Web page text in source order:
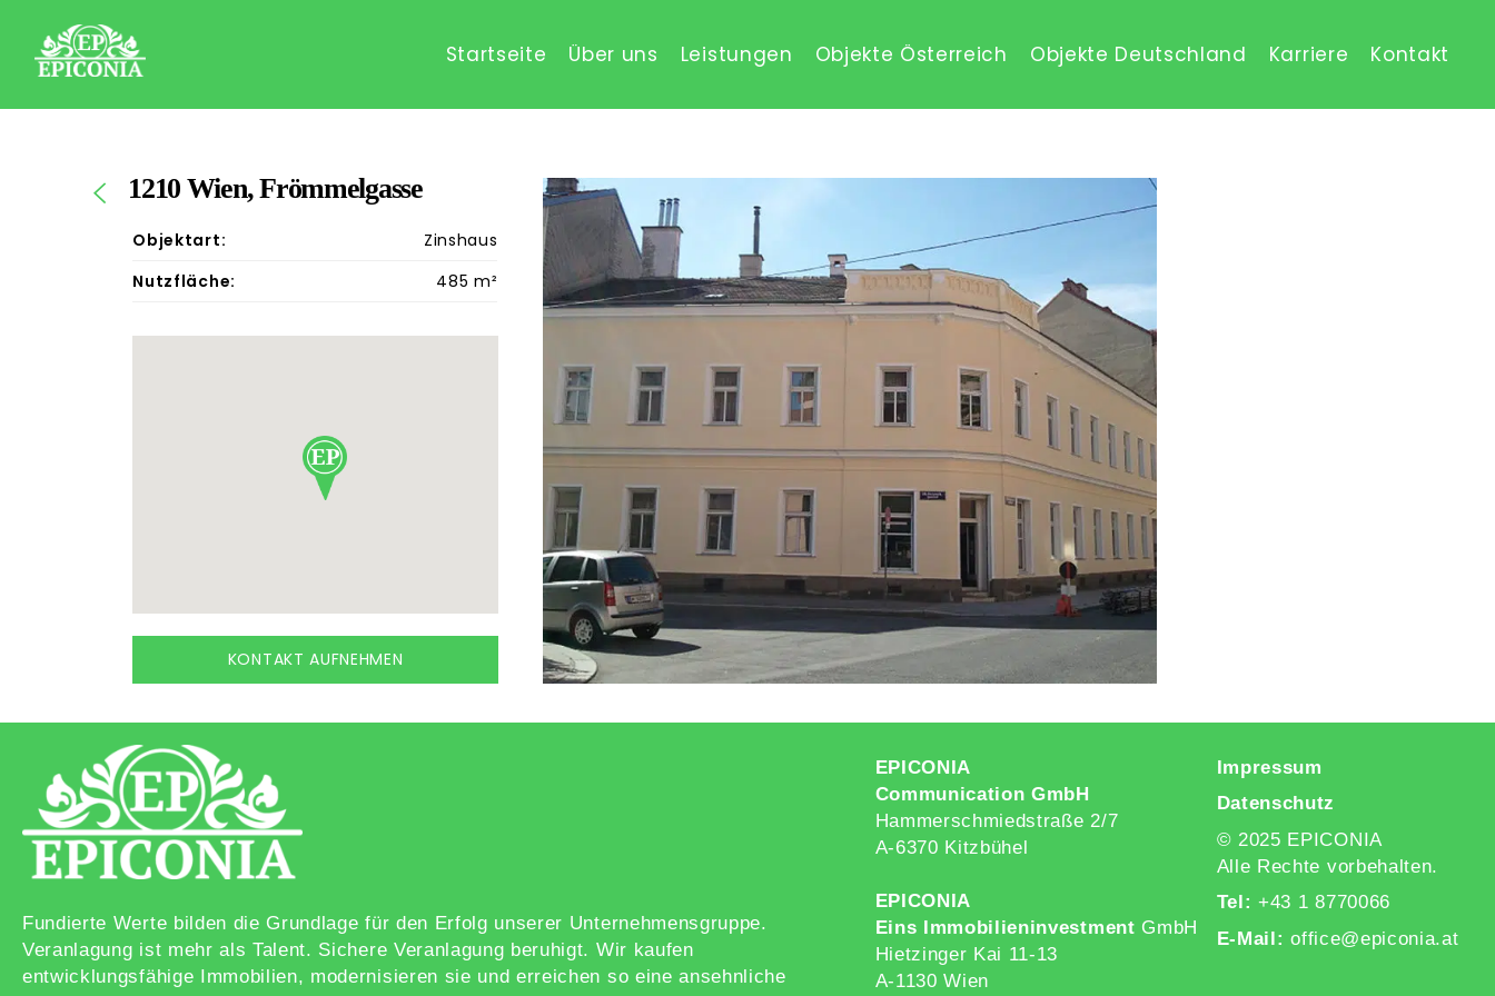
Startseite Über uns Leistungen Objekte Österreich Objekte Deutschland Karriere Kontakt
1210 Wien, Frömmelgasse
Objektart:
Zinshaus
Nutzfläche:
485 m²
KONTAKT AUFNEHMEN
Fundierte Werte bilden die Grundlage für den Erfolg unserer Unternehmensgruppe.
Veranlagung ist mehr als Talent. Sichere Veranlagung beruhigt. Wir kaufen
entwicklungsfähige Immobilien, modernisieren sie und erreichen so eine ansehnliche
EPICONIA
Communication GmbH
Hammerschmiedstraße 2/7
A-6370 Kitzbühel
EPICONIA
Eins Immobilieninvestment GmbH
Hietzinger Kai 11-13
A-1130 Wien
Impressum
Datenschutz
© 2025 EPICONIA
Alle Rechte vorbehalten.
Tel: +43 1 8770066
E-Mail: office@epiconia.at